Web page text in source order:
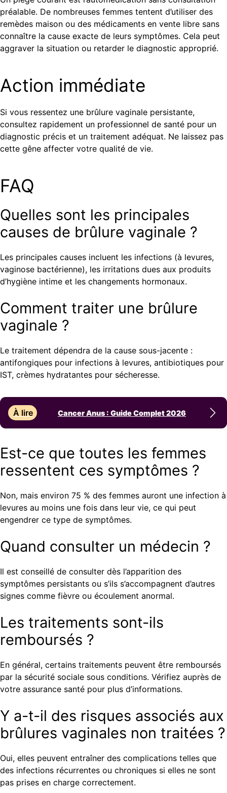
préalable. De nombreuses femmes tentent d’utiliser des
remèdes maison ou des médicaments en vente libre sans
connaître la cause exacte de leurs symptômes. Cela peut
aggraver la situation ou retarder le diagnostic approprié.
Action immédiate
Si vous ressentez une brûlure vaginale persistante,
consultez rapidement un professionnel de santé pour un
diagnostic précis et un traitement adéquat. Ne laissez pas
cette gêne affecter votre qualité de vie.
FAQ
Quelles sont les principales
causes de brûlure vaginale ?
Les principales causes incluent les infections (à levures,
vaginose bactérienne), les irritations dues aux produits
d’hygiène intime et les changements hormonaux.
Comment traiter une brûlure
vaginale ?
Le traitement dépendra de la cause sous-jacente :
antifongiques pour infections à levures, antibiotiques pour
IST, crèmes hydratantes pour sécheresse.
À lire Cancer Anus : Guide Complet 2026
Est-ce que toutes les femmes
ressentent ces symptômes ?
Non, mais environ 75 % des femmes auront une infection à
levures au moins une fois dans leur vie, ce qui peut
engendrer ce type de symptômes.
Quand consulter un médecin ?
Il est conseillé de consulter dès l’apparition des
symptômes persistants ou s’ils s’accompagnent d’autres
signes comme fièvre ou écoulement anormal.
Les traitements sont-ils
remboursés ?
En général, certains traitements peuvent être remboursés
par la sécurité sociale sous conditions. Vérifiez auprès de
votre assurance santé pour plus d’informations.
Y a-t-il des risques associés aux
brûlures vaginales non traitées ?
Oui, elles peuvent entraîner des complications telles que
des infections récurrentes ou chroniques si elles ne sont
pas prises en charge correctement.